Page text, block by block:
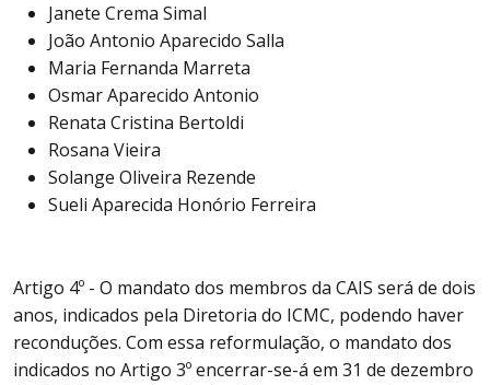
Janete Crema Simal
João Antonio Aparecido Salla
Maria Fernanda Marreta
Osmar Aparecido Antonio
Renata Cristina Bertoldi
Rosana Vieira
Solange Oliveira Rezende
Sueli Aparecida Honório Ferreira
Artigo 4º - O mandato dos membros da CAIS será de dois
anos, indicados pela Diretoria do ICMC, podendo haver
reconduções. Com essa reformulação, o mandato dos
indicados no Artigo 3º encerrar-se-á em 31 de dezembro